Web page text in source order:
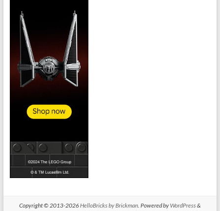
Copyright © 2013-2026HelloBricks by Brickman. Powered by WordPress&